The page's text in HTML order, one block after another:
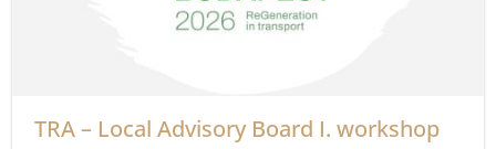
TRA – Local Advisory Board I. workshop